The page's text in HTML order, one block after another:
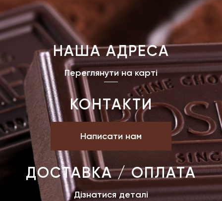
НАША АДРЕСА
Переглянути на карті
КОНТАКТИ
Написати нам
ДОСТАВКА / ОПЛАТА
Дізнатися деталі